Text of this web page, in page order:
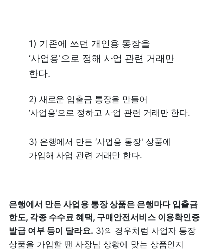
1) 기존에 쓰던 개인용 통장을
‘사업용'으로 정해 사업 관련 거래만
한다.
2) 새로운 입출금 통장을 만들어
‘사업용'으로 정하고 사업 관련 거래만 한다.
3) 은행에서 만든 ‘사업용 통장' 상품에
가입해 사업 관련 거래만 한다.
은행에서 만든 사업용 통장 상품은 은행마다 입출금
한도, 각종 수수료 혜택, 구매안전서비스 이용확인증
발급 여부 등이 달라요. 3)의 경우처럼 사업자 통장
상품을 가입할 땐 사장님 상황에 맞는 상품인지